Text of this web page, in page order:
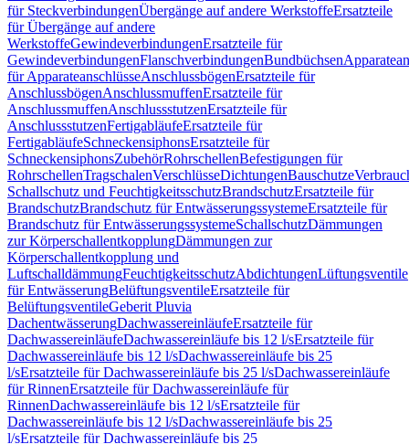
für SteckverbindungenÜbergänge auf andere WerkstoffeErsatzteile
für Übergänge auf andere
WerkstoffeGewindeverbindungenErsatzteile für
GewindeverbindungenFlanschverbindungenBundbüchsen
für ApparateanschlüsseAnschlussbögenErsatzteile für
AnschlussbögenAnschlussmuffenErsatzteile für
AnschlussmuffenAnschlussstutzenErsatzteile für
AnschlussstutzenFertigabläufeErsatzteile für
FertigabläufeSchneckensiphonsErsatzteile für
SchneckensiphonsZubehörRohrschellenBefestigungen für
RohrschellenTragschalenVerschlüsseDichtungenBauschutze
Schallschutz und FeuchtigkeitsschutzBrandschutzErsatzteile für
BrandschutzBrandschutz für EntwässerungssystemeErsatzteile für
Brandschutz für EntwässerungssystemeSchallschutzDämmungen
zur KörperschallentkopplungDämmungen zur
Körperschallentkopplung und
LuftschalldämmungFeuchtigkeitsschutzAbdichtungenLüftungsventile
für EntwässerungBelüftungsventileErsatzteile für
BelüftungsventileGeberit Pluvia
DachentwässerungDachwassereinläufeErsatzteile für
DachwassereinläufeDachwassereinläufe bis 12 l/sErsatzteile für
Dachwassereinläufe bis 12 l/sDachwassereinläufe bis 25
l/sErsatzteile für Dachwassereinläufe bis 25 l/sDachwassereinläufe
für RinnenErsatzteile für Dachwassereinläufe für
RinnenDachwassereinläufe bis 12 l/sErsatzteile für
Dachwassereinläufe bis 12 l/sDachwassereinläufe bis 25
l/sErsatzteile für Dachwassereinläufe bis 25